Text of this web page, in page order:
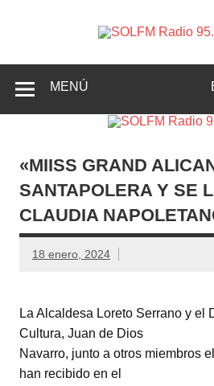
Crevillente, Radio en Vega
MENÚ
«MIISS GRAND
SANTAPOLERA Y SE
CLAUDIA
18 enero, 2024
La Alcaldesa Loreto Serrano y el
Cultura, Juan de Dios
Navarro, junto a otros miembros
han recibido en el